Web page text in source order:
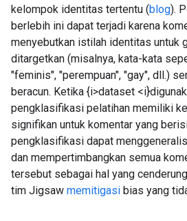
kelompok identitas tertentu (blog).
berlebih ini dapat terjadi karena
menyebutkan istilah identitas untuk
ditargetkan (misalnya, kata-kata
"feminis", "perempuan", "gay", dll.)
beracun. Ketika {i>dataset
pengklasifikasi pelatihan memiliki
signifikan untuk komentar yang
pengklasifikasi dapat
dan mempertimbangkan semua
tersebut sebagai hal yang
tim Jigsaw memitigasi bias yang